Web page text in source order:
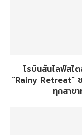
โรบินสันไลฟ์สไ
“Rainy Retreat”
ทุกสาข